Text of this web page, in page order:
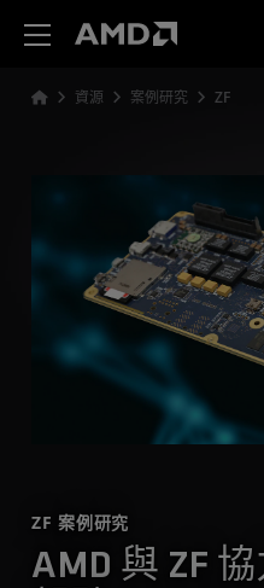
資源 案例研究 ZF
ZF 案例研究
AMD 與 ZF